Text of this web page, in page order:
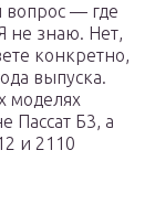
вопрос — где
не знаю. Нет,
конкретно,
выпуска.
моделях
Пассат Б3, а
и 2110